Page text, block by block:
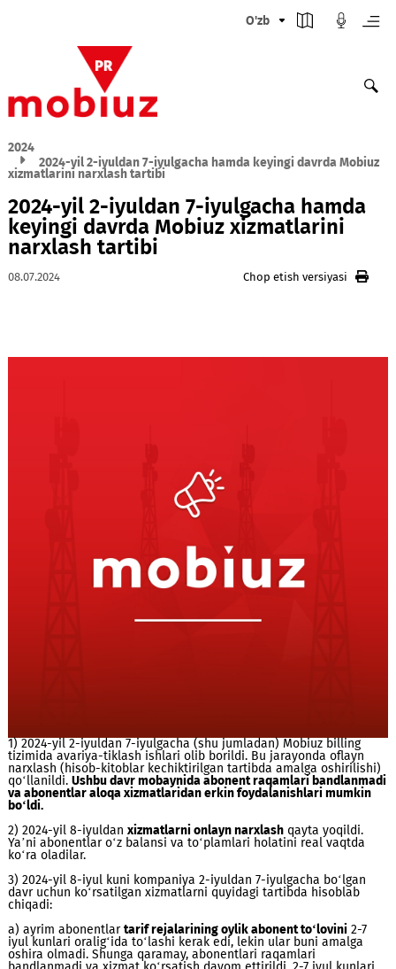
O'zb
2024
2024-yil 2-iyuldan 7-iyulgacha hamda keyingi davrda
xizmatlarini narxlash tartibi
2024-yil 2-iyuldan 7-iyulgacha
keyingi davrda Mobiuz xizmatlarini
narxlash tartibi
1) 2024-yil 2-iyuldan 7-iyulgacha (shu jumladan) Mobiuz
tizimida avariya-tiklash ishlari olib borildi. Bu jarayonda
narxlash (hisob-kitoblar kechiktirilgan tartibda amalga
va abonentlar aloqa xizmatlaridan erkin foydalanishlari
bo‘ldi.
2) 2024-yil 8-iyuldanxizmatlarni onlayn narxlashqayta
Ya’ni abonentlar o‘z balansi va to‘plamlari holatini real
ko‘ra oladilar.